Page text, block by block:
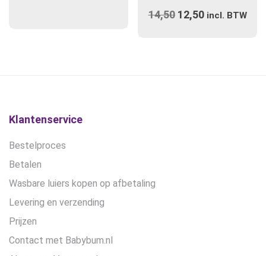
variaties.
14,50 Oorspronkelijke
12,50Huidige
incl. BTW
Klantenservice
Bestelproces
Betalen
Wasbare luiers kopen op afbetaling
Levering en verzending
Prijzen
Contact met Babybum.nl